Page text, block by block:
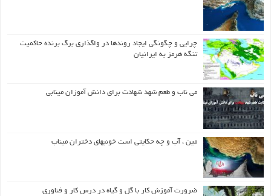
چرایی و چگونگی ایجاد روندها در واگذاری برگ برنده حاکمیت
تنگه هرمز به ایرانیان
می ناب و طعم شهد شهادت برای دانش آموزان مینابی
مین ، آب و چه حکایتی است خونبهای دختران میناب
ضرورت آموزش کار با گل و گیاه در درس کار و فناوری